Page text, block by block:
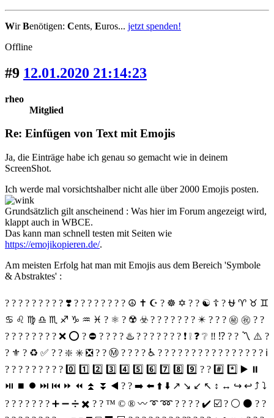
WirBenötigen: Cents, Euros... jetzt spenden!
Offline
#9 12.01.2020 21:14:23
rheo
Mitglied
Re: Einfügen von Text mit Emojis
Ja, die Einträge habe ich genau so gemacht wie in deinem
ScreenShot.
Ich werde mal vorsichtshalber nicht alle über 2000 Emojis posten.
Grundsätzlich gilt anscheinend : Was hier im Forum angezeigt wird,
klappt auch in WBCE.
Das kann man schnell testen mit Seiten wie
https://emojikopieren.de/.
Am meisten Erfolg hat man mit Emojis aus dem Bereich 'Symbole
& Abstraktes' :
? ? ? ? ? ? ? ? ? ❣️ ? ? ? ? ? ? ? ? ☮️ ✝️ ☪️ ? ☸️ ✡️ ? ? ☯️ ☦️ ? ⛎ ♈️ ♉️ ♊️
♋️ ♌️ ♍️ ♎️ ♏️ ♐️ ♑️ ♒️ ♓️ ? ⚛️ ? ☢️ ☣️ ? ? ? ?️ ? ? ?️ ✴️ ? ? ? ㊙️ ㊗️ ? ?
? ? ?️ ?️ ? ? ?️ ? ❌ ⭕️ ? ⛔️ ? ? ? ? ♨️ ? ? ? ? ? ? ? ❗️ ❕ ❓ ❔ ‼️ ⁉️ ? ? 〽️ ⚠️ ?
? ⚜️ ? ♻️ ✅ ?️ ? ❇️ ✳️ ❎ ? ? Ⓜ️ ? ? ? ? ♿️ ?️ ? ?️ ? ? ? ? ? ? ? ? ? ? ? ? ? ℹ️
? ? ? ? ? ? ? ? ? 0️⃣ 1️⃣ 2️⃣ 3️⃣ 4️⃣ 5️⃣ 6️⃣ 7️⃣ 8️⃣ 9️⃣ ? ? #️⃣ *️⃣ ▶️ ⏸
⏯ ⏹ ⏺ ⏭ ⏮ ⏩ ⏪ ⏫ ⏬ ◀️ ? ? ➡️ ⬅️ ⬆️ ⬇️ ↗️ ↘️ ↙️ ↖️ ↕️ ↔️ ↪️ ↩️ ⤴️ ⤵️
? ? ? ? ? ? ? ➕ ➖ ➗ ✖️ ? ? ™️ ©️ ®️ 〰️ ➰ ➿ ? ? ? ? ✔️ ☑️ ? ⚪️ ⚫️ ? ?